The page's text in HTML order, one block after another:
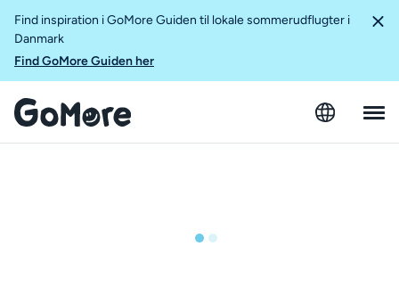
Find inspiration i GoMore Guiden til lokale sommerudflugter i
Danmark
Find GoMore Guiden her